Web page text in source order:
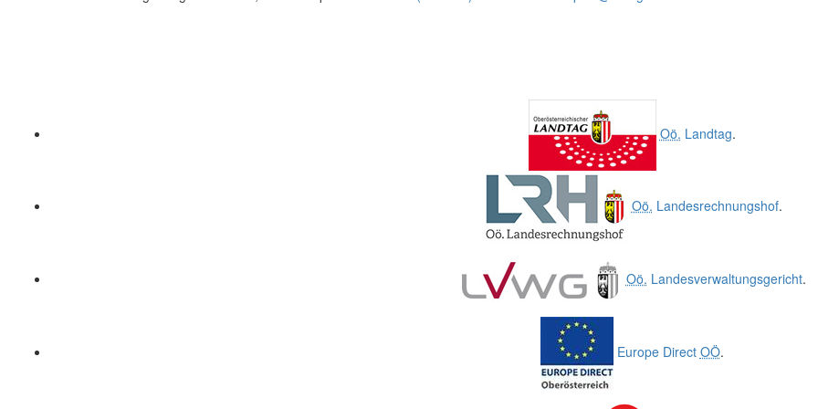
Oö. Landtag.
Oö. Landesrechnungshof.
Oö. Landesverwaltungsgericht.
Europe Direct OÖ.